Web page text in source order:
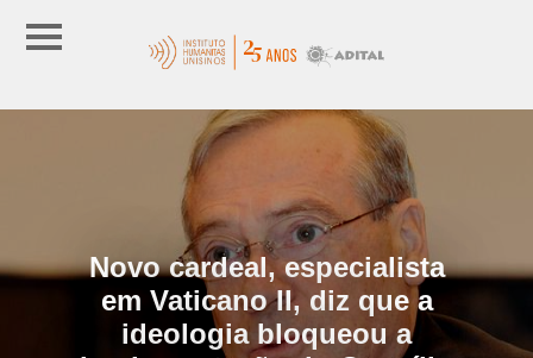
Novo cardeal, especialista
em Vaticano II, diz que a
ideologia bloqueou a